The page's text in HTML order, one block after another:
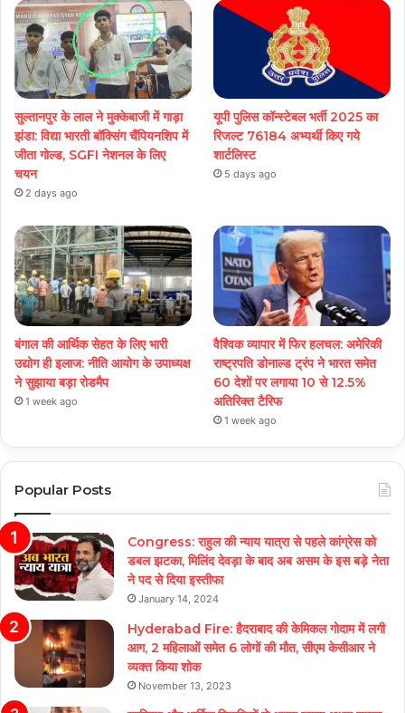
सुल्तानपुर के लाल ने मुक्केबाजी में गाड़ा
झंडा: विद्या भारती बॉक्सिंग चैंपियनशिप में
जीता गोल्ड, SGFI नेशनल के लिए
चयन
2 days ago
यूपी पुलिस कॉन्स्टेबल भर्ती 2025 का
रिजल्ट 76184 अभ्यर्थी किए गये
शार्टलिस्ट
5 days ago
बंगाल की आर्थिक सेहत के लिए भारी
उद्योग ही इलाज: नीत‌ि आयोग के उपाध्यक्ष
ने सुझाया बड़ा रोडमैप
1 week ago
वैश्विक व्यापार में फिर हलचल: अमेरिकी
राष्ट्रपति डोनाल्ड ट्रंप ने भारत समेत
60 देशों पर लगाया 10 से 12.5%
अतिरिक्त टैरिफ
1 week ago
Popular Posts
Congress: राहुल की न्याय यात्रा से पहले कांग्रेस को
डबल झटका, मिलिंद देवड़ा के बाद अब असम के इस बड़े नेता
ने पद से दिया इस्तीफा
January 14, 2024
Hyderabad Fire: हैदराबाद की केमिकल गोदाम में लगी
आग, 2 महिलाओं समेत 6 लोगों की मौत, सीएम केसीआर ने
व्यक्त किया शोक
November 13, 2023